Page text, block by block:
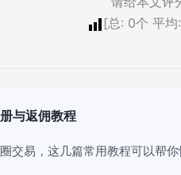
[总: 0个 平均:
与返佣教程
交易，这几篇常用教程可以帮你